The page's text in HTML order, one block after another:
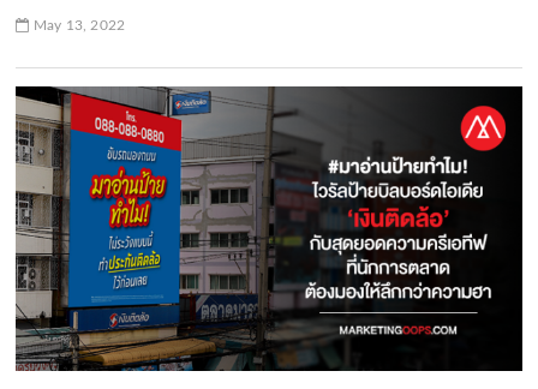
May 13, 2022